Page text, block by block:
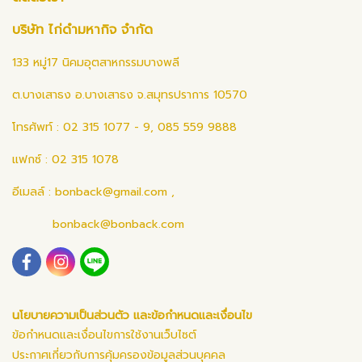
บริษัท ไก่ดำมหากิจ จำกัด
133 หมู่17 นิคมอุตสาหกรรมบางพลี
ต.บางเสาธง อ.บางเสาธง จ.สมุทรปราการ 10570
โทรศัพท์ : 02 315 1077 - 9, 085 559 9888
แฟกซ์ : 02 315 1078
อีเมลล์ : bonback@gmail.com ,
bonback@bonback.com
นโยบายความเป็นส่วนตัว และข้อกำหนดและเงื่อนไข
ข้อกำหนดและเงื่อนไขการใช้งานเว็บไซต์
ประกาศเกี่ยวกับการคุ้มครองข้อมูลส่วนบุคคล